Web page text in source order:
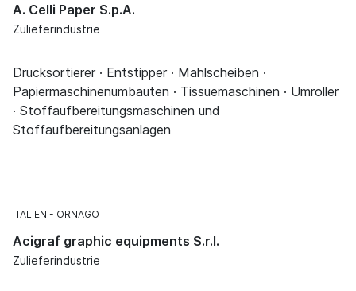
A. Celli Paper S.p.A.
Zulieferindustrie
Drucksortierer · Entstipper · Mahlscheiben ·
Papiermaschinenumbauten · Tissuemaschinen · Umroller
· Stoffaufbereitungsmaschinen und
Stoffaufbereitungsanlagen
ITALIEN ORNAGO
Acigraf graphic equipments S.r.l.
Zulieferindustrie